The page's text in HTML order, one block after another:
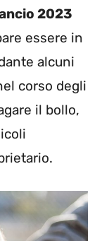
2023
essere in
alcuni
corso degli
il bollo,